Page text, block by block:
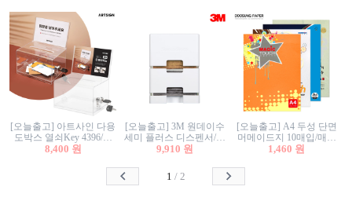
[오늘출고] 아트사인 다용
도박스 열쇠Key 4396/투
표함/건의함/모금함/응모
8,400 원
[오늘출고] 3M 원데이수
세미 플러스 디스펜서/소
프트수세미5매+강력수세
9,910 원
[오늘출고] A4 두성 단면
머메이드지 10매입/매직
터치/색지/색상지/색복사
칼라색지/고급복사지
1,460 원
1 / 2